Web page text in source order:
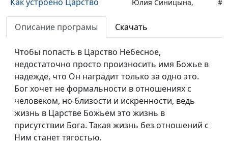
Божье?
Юлия Синицына,
священнослужитель
Царство Божье в Библии
Юлия Синицына,
Сергей Негусев,
Апостол Павел: призвание,
служение, послания
Юлия Синицына,
Леонтий Гунько,
доктор богословия
Как христианину бороться
Описание програмы Скачать
Чтобы попасть в Царство Небесное,
недостаточно просто произносить имя Божье в
надежде, что Он наградит только за одно это.
Бог хочет не формальности в отношениях с
человеком, но близости и искренности, ведь
жизнь в Царстве Божьем это жизнь в
присутствии Бога. Такая жизнь без отношений с
Ним станет тягостью.